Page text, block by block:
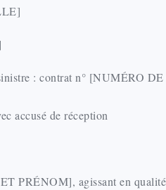
: contrat n° [NUMÉRO
accusé de réception
PRÉNOM], agissant en